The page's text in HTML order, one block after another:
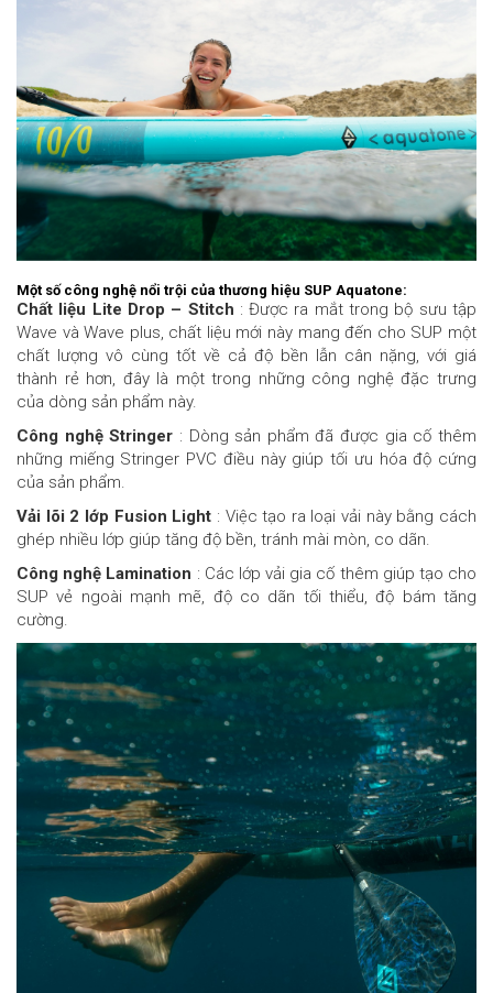
Một số công nghệ nổi trội của thương hiệu SUP Aquatone:
Chất liệu Lite Drop – Stitch : Được ra mắt trong bộ sưu tập
Wave và Wave plus, chất liệu mới này mang đến cho SUP một
chất lượng vô cùng tốt về cả độ bền lẫn cân nặng, với giá
thành rẻ hơn, đây là một trong những công nghệ đặc trưng
của dòng sản phẩm này.
Công nghệ Stringer : Dòng sản phẩm đã được gia cố thêm
những miếng Stringer PVC điều này giúp tối ưu hóa độ cứng
của sản phẩm.
Vải lõi 2 lớp Fusion Light : Việc tạo ra loại vải này bằng cách
ghép nhiều lớp giúp tăng độ bền, tránh mài mòn, co dãn.
Công nghệ Lamination : Các lớp vải gia cố thêm giúp tạo cho
SUP vẻ ngoài mạnh mẽ, độ co dãn tối thiểu, độ bám tăng
cường.